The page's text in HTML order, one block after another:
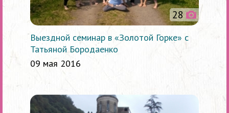
28
Выездной семинар в «Золотой Горке» с
Татьяной Бородаенко
09 мая 2016